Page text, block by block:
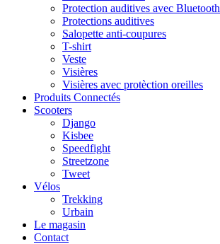
Protection auditives avec Bluetooth
Protections auditives
Salopette anti-coupures
T-shirt
Veste
Visières
Visières avec protèction oreilles
Produits Connectés
Scooters
Django
Kisbee
Speedfight
Streetzone
Tweet
Vélos
Trekking
Urbain
Le magasin
Contact